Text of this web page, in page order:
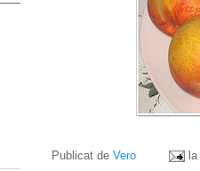
Publicat de Vero la